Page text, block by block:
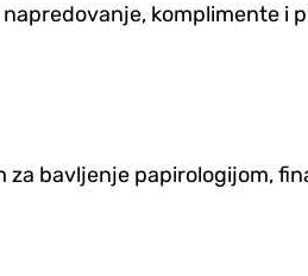
komplimente i
bavljenje papirologijom,